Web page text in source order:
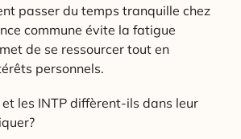
passer du temps tranquille chez
commune évite la fatigue
de se ressourcer tout en
personnels.
et les INTP diffèrent-ils dans leur